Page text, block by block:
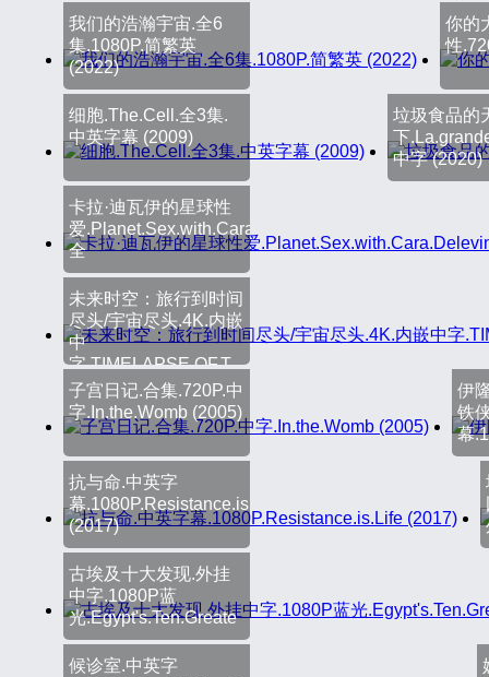
我们的浩瀚宇宙.全6
集.1080P.简繁英
(2022)
你的
性
细胞.The.Cell.全3集.
中英字幕 (2009)
垃圾食品的
下
中字 (2020)
卡拉·迪瓦伊的星球性
爱.Planet.Sex.with.Cara.Delevingne.
全
未来时空：旅行到时间
尽头/宇宙尽头.4K.内嵌
中
字.TIMELAPSE.OF.T
子宫日记.合集.720P.中
字.In.the.Womb (2005)
伊
铁
幕
抗与命.中英字
幕.1080P.Resistance.is.Life
(2017)
古埃及十大发现.外挂
中字.1080P蓝
光.Egypt's.Ten.Greate
候诊室.中英字